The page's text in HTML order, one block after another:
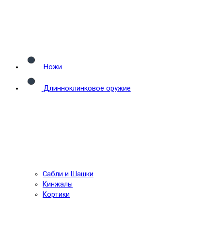
Ножи
Длинноклинковое оружие
Сабли и Шашки
Кинжалы
Кортики